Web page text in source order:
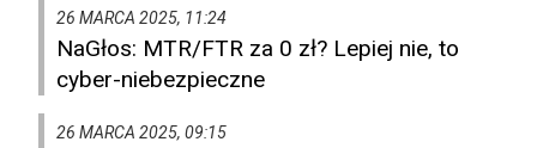
26 MARCA 2025, 11:24
NaGłos: MTR/FTR za 0 zł? Lepiej nie, to
cyber-niebezpieczne
26 MARCA 2025, 09:15